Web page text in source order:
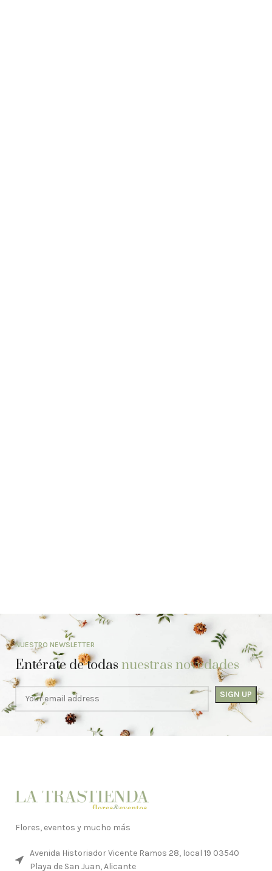
NUESTRO NEWSLETTER
Entérate de todasnuestras novedades
Flores, eventos y mucho más
Avenida Historiador Vicente Ramos 28, local 19 03540
Playa de San Juan, Alicante